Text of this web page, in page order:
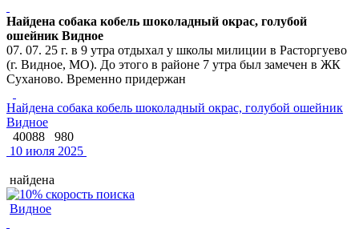
Найдена собака кобель шоколадный окрас, голубой
ошейник Видное
07. 07. 25 г. в 9 утра отдыхал у школы милиции в Расторгуево
(г. Видное, МО). До этого в районе 7 утра был замечен в ЖК
Суханово. Временно придержан
Найдена собака кобель шоколадный окрас, голубой ошейник
Видное
40088
980
10 июля 2025
найдена
Видное